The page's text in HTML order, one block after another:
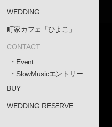
WEDDING
町家カフェ「ひよこ」
CONTACT
・Event
・SlowMusicエントリー
BUY
WEDDING RESERVE